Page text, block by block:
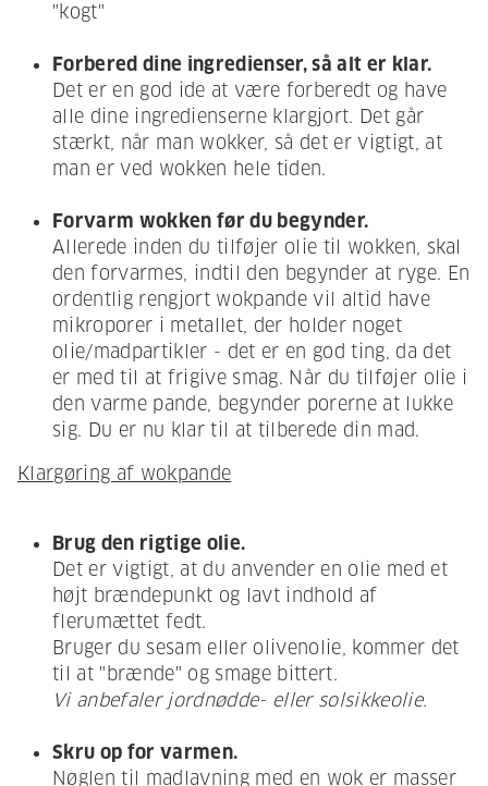
"kogt"
Forbered dine ingredienser, så alt er klar.
Det er en god ide at være forberedt og have
alle dine ingredienserne klargjort. Det går
stærkt, når man wokker, så det er vigtigt, at
man er ved wokken hele tiden.
Forvarm wokken før du begynder.
Allerede inden du tilføjer olie til wokken, skal
den forvarmes, indtil den begynder at ryge. En
ordentlig rengjort wokpande vil altid have
mikroporer i metallet, der holder noget
olie/madpartikler - det er en god ting, da det
er med til at frigive smag. Når du tilføjer olie i
den varme pande, begynder porerne at lukke
sig. Du er nu klar til at tilberede din mad.
Klargøring af wokpande
Brug den rigtige olie.
Det er vigtigt, at du anvender en olie med et
højt brændepunkt og lavt indhold af
flerumættet fedt.
Bruger du sesam eller olivenolie, kommer det
til at "brænde" og smage bittert.
Vi anbefaler jordnødde- eller solsikkeolie.
Skru op for varmen.
Nøglen til madlavning med en wok er masser